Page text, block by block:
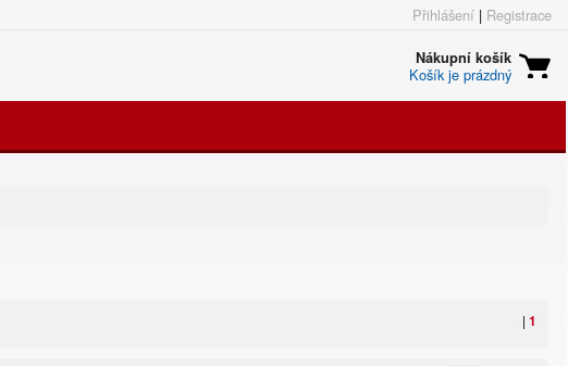
Přihlášení | Registrace
Nákupní košík
Košík je prázdný
| 1